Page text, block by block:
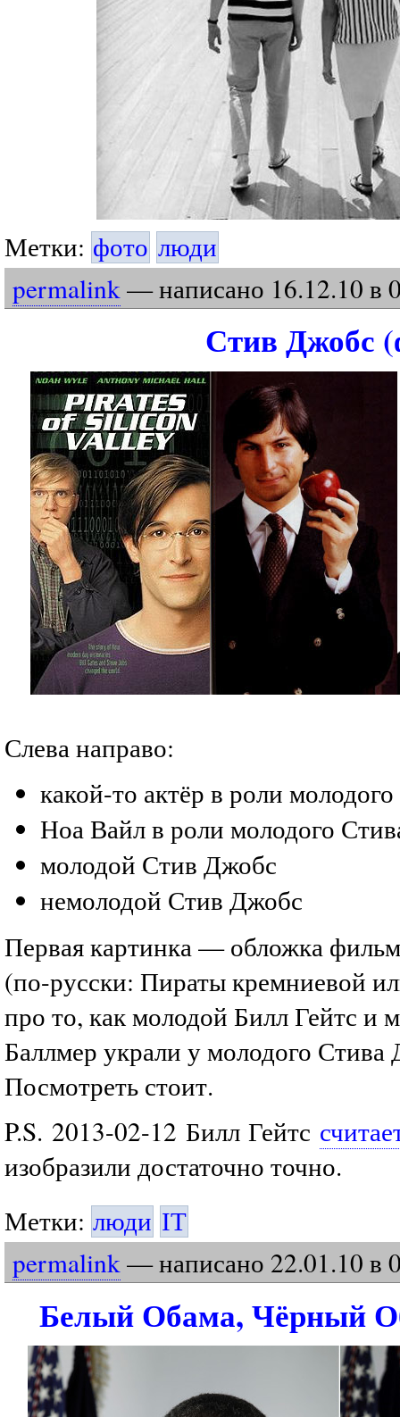
Метки: фото люди
permalink — написано 16.12.10 в
Стив Джобс
Слева направо:
какой-то актёр в роли
Ноа Вайл в роли молодого
молодой Стив Джобс
немолодой Стив Джобс
Первая картинка — обложка
(по-русски: Пираты кремниевой
про то, как молодой Билл Гейтс и
Баллмер украли у молодого Стива
Посмотреть стоит.
P.S. 2013-02-12 Билл Гейтс
изобразили достаточно точно.
Метки: люди IT
permalink— написано 22.01.10 в
Белый Обама, Чёрный